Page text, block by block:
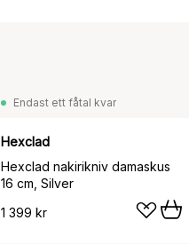
Endast ett fåtal kvar
Hexclad
Hexclad nakirikniv damaskus
16 cm, Silver
1 399 kr